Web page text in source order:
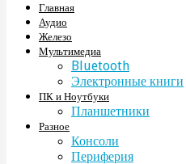
Главная
Аудио
Железо
Мультимедиа
Bluetooth
Электронные книги
ПК и Ноутбуки
Планшетники
Разное
Консоли
Периферия